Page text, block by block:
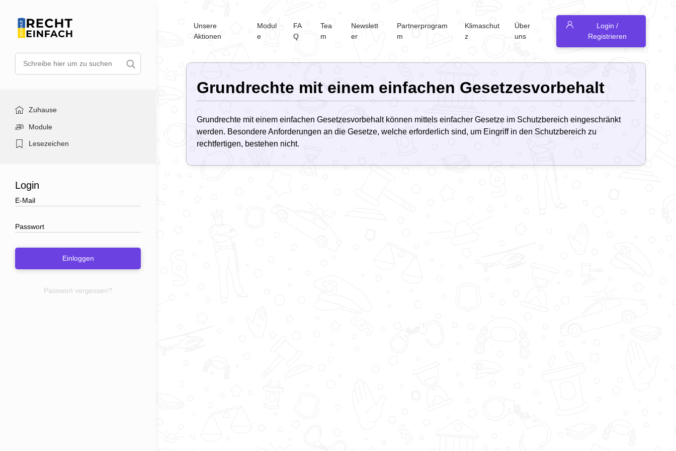
Zuhause
Module
Lesezeichen
Login
Einloggen
Passwort vergessen?
Unsere
Aktionen
Modul
e
FA
Q
Tea
m
Newslett
er
Partnerprogram
m
Klimaschut
z
Über
uns
Login /
Registrieren
Grundrechte mit einem einfachen Gesetzesvorbehalt
Grundrechte mit einem einfachen Gesetzesvorbehalt können mittels einfacher Gesetze im Schutzbereich eingeschränkt
werden. Besondere Anforderungen an die Gesetze, welche erforderlich sind, um Eingriff in den Schutzbereich zu
rechtfertigen, bestehen nicht.